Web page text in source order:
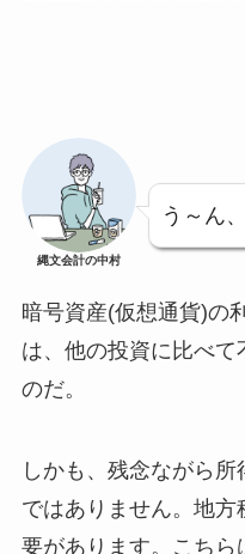
縄文会計の中村
う～ん
暗号資産(仮想通貨)の
は、他の投資に比べ
のだ。
しかも、残念ながら
ではありません。地
要があります。こちら